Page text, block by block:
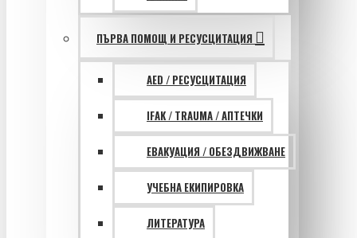
ПЪРВА ПОМОЩ И РЕСУСЦИТАЦИЯ
AED / РЕСУСЦИТАЦИЯ
IFAK / TRAUMA / АПТЕЧКИ
ЕВАКУАЦИЯ / ОБЕЗДВИЖВАНЕ
УЧЕБНА ЕКИПИРОВКА
ЛИТЕРАТУРА